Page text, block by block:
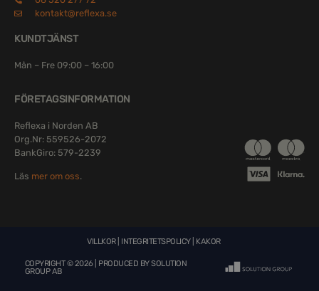
kontakt@reflexa.se
KUNDTJÄNST
Mån – Fre 09:00 – 16:00
FÖRETAGSINFORMATION
Reflexa i Norden AB
Org.Nr: 559526-2072
BankGiro: 579-2239
Läs mer om oss.
VILLKOR| INTEGRITETSPOLICY| KAKOR
COPYRIGHT © 2026 | PRODUCED BYSOLUTION
GROUP AB